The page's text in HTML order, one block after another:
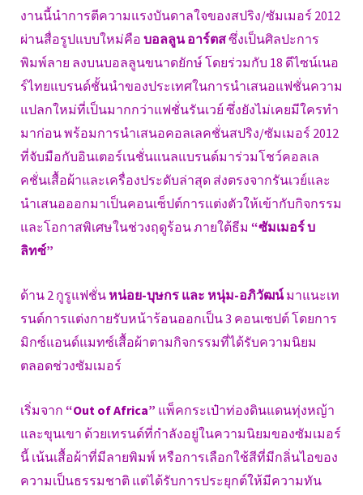
งานนี้นำการตีความแรงบันดาลใจของสปริง/ซัมเมอร์ 2012
ผ่านสื่อรูปแบบใหม่คือ บอลลูน อาร์ตสซึ่งเป็นศิลปะการ
พิมพ์ลาย ลงบนบอลลูนขนาดยักษ์ โดยร่วมกับ 18 ดีไซน์เนอ
ร์ไทยแบรนด์ชั้นนำของประเทศในการนำเสนอแฟชั่นความ
แปลกใหม่ที่เป็นมากกว่าแฟชั่นรันเวย์ ซึ่งยังไม่เคยมีใครทำ
มาก่อน พร้อมการนำเสนอคอลเลคชั่นสปริง/ซัมเมอร์ 2012
ที่จับมือกับอินเตอร์เนชั่นแนลแบรนด์มาร่วมโชว์คอลเล
คชั่นเสื้อผ้าและเครื่องประดับล่าสุด ส่งตรงจากรันเวย์และ
นำเสนอออกมาเป็นคอนเซ็ปต์การแต่งตัวให้เข้ากับกิจกรรม
และโอกาสพิเศษในช่วงฤดูร้อน ภายใต้ธีม “ซัมเมอร์ บ
ลิทซ์”
ด้าน 2 กูรูแฟชั่น หน่อย-บุษกร และ หนุ่ม-อภิวัฒน์มาแนะเท
รนด์การแต่งกายรับหน้าร้อนออกเป็น 3 คอนเซปต์ โดยการ
มิกซ์แอนด์แมทซ์เสื้อผ้าตามกิจกรรมที่ได้รับความนิยม
ตลอดช่วงซัมเมอร์
เริ่มจาก “Out of Africa” แพ็คกระเป๋าท่องดินแดนทุ่งหญ้า
และขุนเขา ด้วยเทรนด์ที่กำลังอยู่ในความนิยมของซัมเมอร์
นี้ เน้นเสื้อผ้าที่มีลายพิมพ์ หรือการเลือกใช้สีที่มีกลิ่นไอของ
ความเป็นธรรมชาติ แต่ได้รับการประยุกต์ให้มีความทัน